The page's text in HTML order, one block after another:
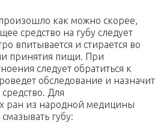
как можно скорее,
средство на губу следует
впитывается и стирается во
принятия пищи. При
следует обратиться к
обследование и назначит
Для
ран из народной медицины
губу: